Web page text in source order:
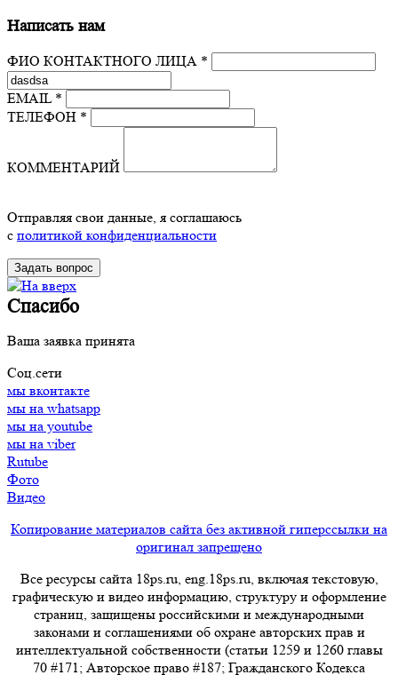
Написать нам
ФИО КОНТАКТНОГО ЛИЦА *
EMAIL *
ТЕЛЕФОН *
КОММЕНТАРИЙ
Отправляя свои данные, я соглашаюсь
с политикой конфиденциальности
Спасибо
Ваша заявка принята
Соц.сети
мы вконтакте
мы на whatsapp
мы на youtube
мы на viber
Rutube
Фото
Видео
Копирование материалов сайта без активной гиперссылки на
оригинал запрещено
Все ресурсы сайта 18ps.ru, eng.18ps.ru, включая текстовую,
графическую и видео информацию, структуру и оформление
страниц, защищены российскими и международными
законами и соглашениями об охране авторских прав и
интеллектуальной собственности (статьи 1259 и 1260 главы
70 #171; Авторское право #187; Гражданского Кодекса